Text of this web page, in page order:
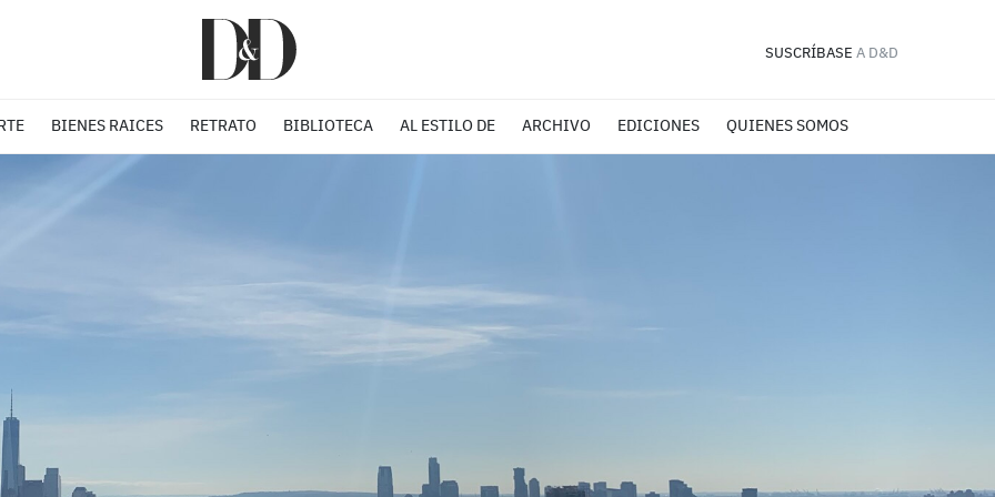
SUSCRÍBASE A D&D
BIENES RAICES RETRATO BIBLIOTECA AL ESTILO DE ARCHIVO EDICIONES QUIENES SOMOS